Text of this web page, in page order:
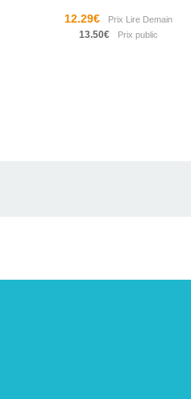
12.29€
13.50€